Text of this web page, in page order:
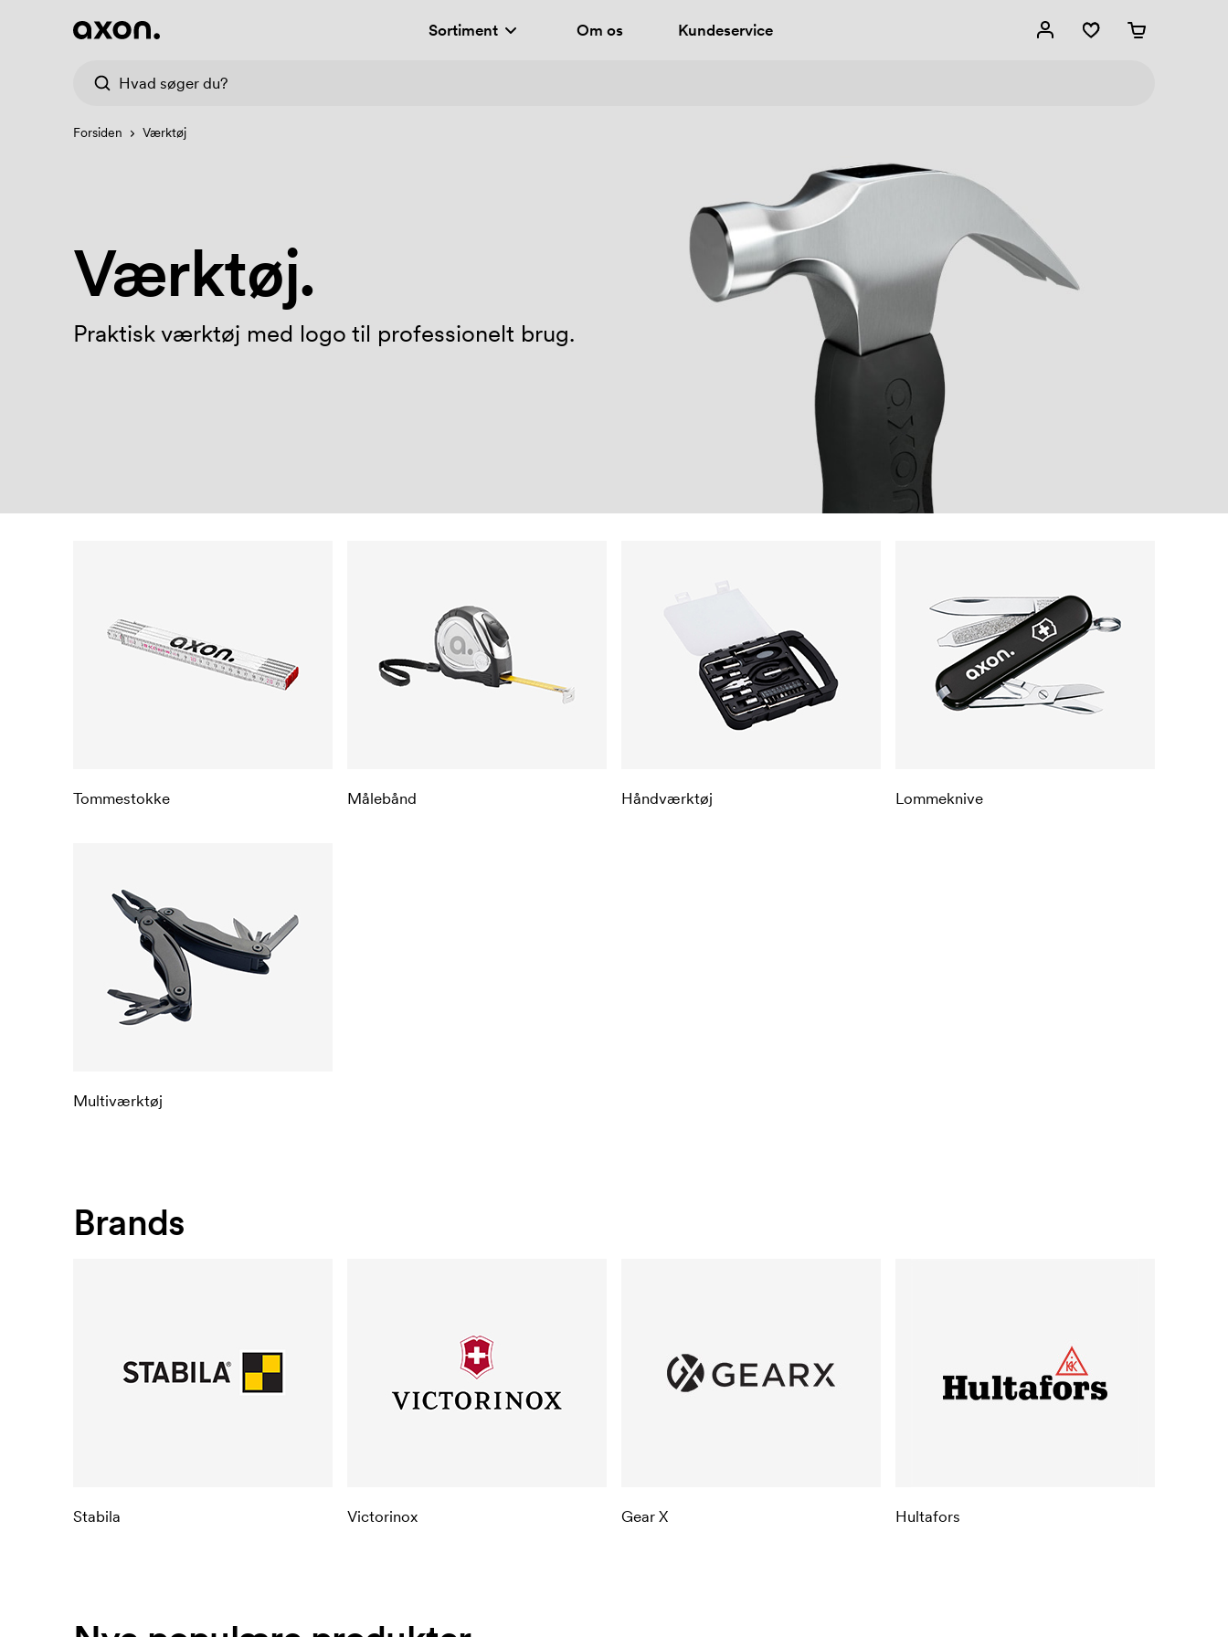
Sortiment Om os Kundeservice
Forsiden Værktøj
Værktøj.
Praktisk værktøj med logo til professionelt brug.
Tommestokke Målebånd Håndværktøj Lommeknive
Multiværktøj
Brands
Stabila Victorinox Gear X Hultafors